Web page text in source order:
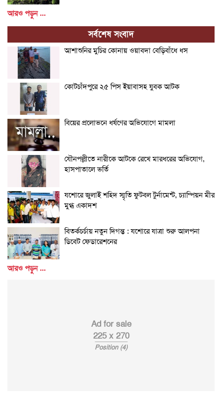
আরও পড়ুন ...
সর্বশেষ সংবাদ
আশাশুনির মুচির কোনায় ওয়াবদা বেড়িবাঁধে ধস
কোটচাঁদপুরে ২৫ পিস ইয়াবাসহ যুবক আটক
বিয়ের প্রলোভনে ধর্ষণের অভিযোগে মামলা
যৌনপল্লীতে নারীকে আটকে রেখে মারধরের অভিযোগ,
হাসপাতালে ভর্তি
যশোরে জুলাই শহিদ স্মৃতি ফুটবল টুর্নামেন্ট, চ্যাম্পিয়ন মীর
মুগ্ধ একাদশ
বিতর্কচর্চায় নতুন দিগন্ত : যশোরে যাত্রা শুরু আলপনা
ডিবেট ফেডারেশনের
আরও পড়ুন ...
Ad for sale
225 x 270
Position (4)